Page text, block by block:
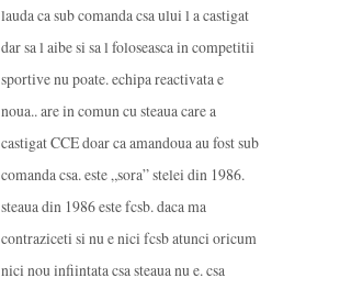
lauda ca sub comanda csa ului l a castigat
dar sa l aibe si sa l foloseasca in competitii
sportive nu poate. echipa reactivata e
noua.. are in comun cu steaua care a
castigat CCE doar ca amandoua au fost sub
comanda csa. este „sora” stelei din 1986.
steaua din 1986 este fcsb. daca ma
contraziceti si nu e nici fcsb atunci oricum
nici nou infiintata csa steaua nu e. csa